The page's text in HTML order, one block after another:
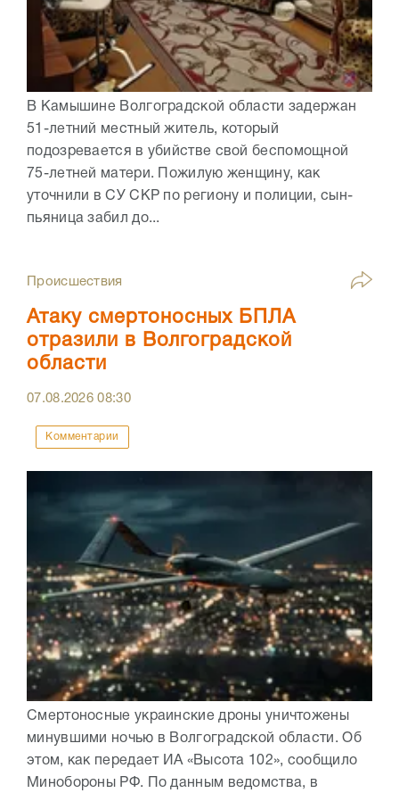
В Камышине Волгоградской области задержан
51-летний местный житель, который
подозревается в убийстве свой беспомощной
75-летней матери. Пожилую женщину, как
уточнили в СУ СКР по региону и полиции, сын-
пьяница забил до...
Происшествия
Атаку смертоносных БПЛА
отразили в Волгоградской
области
07.08.202608:30
Комментарии
Смертоносные украинские дроны уничтожены
минувшими ночью в Волгоградской области. Об
этом, как передает ИА «Высота 102», сообщило
Минобороны РФ. По данным ведомства, в